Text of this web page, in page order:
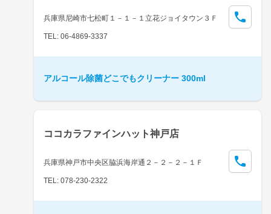
兵庫県尼崎市七松町１－１－１立花ジョイタウン３Ｆ
TEL: 06-4869-3337
アルコール除菌どこでもクリーナー 300ml
ココカラファインハット神戸店
兵庫県神戸市中央区脇浜海岸通２－２－２－１Ｆ
TEL: 078-230-2322